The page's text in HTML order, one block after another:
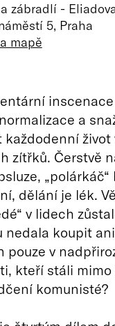
zábradlí -
5, Praha
mapě
inscenace
a
každodenní
zítřků. Čerstvě
dělání je lék.
v lidech
nedala koupit
pouze v
kteří stáli mimo
komunisté?